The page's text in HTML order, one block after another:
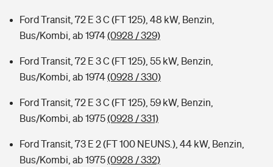
Ford Transit, 72 E 3 C (FT 125), 48 kW, Benzin,
Bus/Kombi, ab 1974(0928 / 329)
Ford Transit, 72 E 3 C (FT 125), 55 kW, Benzin,
Bus/Kombi, ab 1974(0928 / 330)
Ford Transit, 72 E 3 C (FT 125), 59 kW, Benzin,
Bus/Kombi, ab 1975(0928 / 331)
Ford Transit, 73 E 2 (FT 100 NEUNS.), 44 kW, Benzin,
Bus/Kombi, ab 1975(0928 / 332)